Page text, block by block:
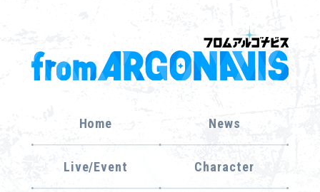
Home News
Live/Event Character